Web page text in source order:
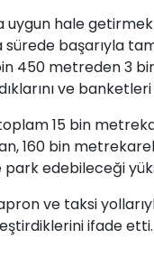
uygun hale
sürede başarıyla
450 metreden 3
ve
15 bin
160 bin
edebileceği
ve taksi
ifade etti.